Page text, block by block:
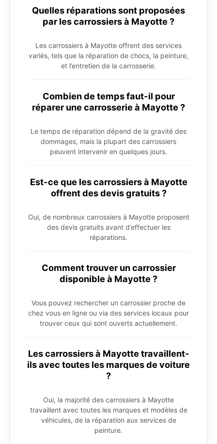
Quelles réparations sont proposées
par les carrossiers à Mayotte ?
Les carrossiers à Mayotte offrent des services
variés, tels que la réparation de chocs, la peinture,
et l’entretien de la carrosserie.
Combien de temps faut-il pour
réparer une carrosserie à Mayotte ?
Le temps de réparation dépend de la gravité des
dommages, mais la plupart des carrossiers
peuvent intervenir en quelques jours.
Est-ce que les carrossiers à Mayotte
offrent des devis gratuits ?
Oui, de nombreux carrossiers à Mayotte proposent
des devis gratuits avant d’effectuer les
réparations.
Comment trouver un carrossier
disponible à Mayotte ?
Vous pouvez rechercher un carrossier proche de
chez vous en ligne ou via des services locaux pour
trouver ceux qui sont ouverts actuellement.
Les carrossiers à Mayotte travaillent-
ils avec toutes les marques de voiture
?
Oui, la majorité des carrossiers à Mayotte
travaillent avec toutes les marques et modèles de
véhicules, de la réparation aux services de
peinture.